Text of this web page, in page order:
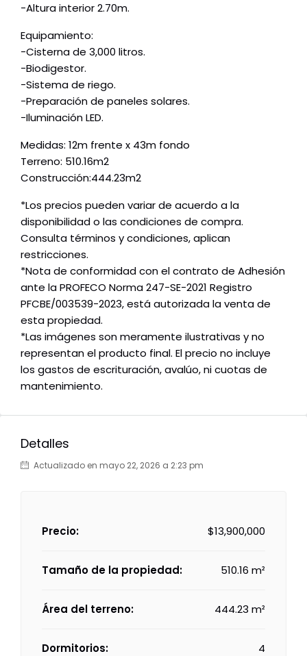
-Altura interior 2.70m.
Equipamiento:
-Cisterna de 3,000 litros.
-Biodigestor.
-Sistema de riego.
-Preparación de paneles solares.
-Iluminación LED.
Medidas: 12m frente x 43m fondo
Terreno: 510.16m2
Construcción:444.23m2
*Los precios pueden variar de acuerdo a la
disponibilidad o las condiciones de compra.
Consulta términos y condiciones, aplican
restricciones.
*Nota de conformidad con el contrato de Adhesión
ante la PROFECO Norma 247-SE-2021 Registro
PFCBE/003539-2023, está autorizada la venta de
esta propiedad.
*Las imágenes son meramente ilustrativas y no
representan el producto final. El precio no incluye
los gastos de escrituración, avalúo, ni cuotas de
mantenimiento.
Detalles
Actualizado en mayo 22, 2026 a 2:23 pm
Precio: $13,900,000
Tamaño de la propiedad: 510.16 m²
Área del terreno: 444.23 m²
Dormitorios: 4